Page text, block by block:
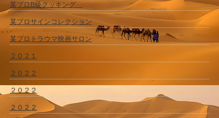
某プロB級クッキング
某プロサインコレクション
某プロトラウマ映画サロン
２０２１
２０２２
２０２２
２０２２